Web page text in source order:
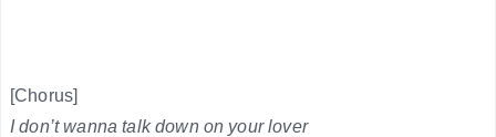
[Chorus]
I don’t wanna talk down on your lover